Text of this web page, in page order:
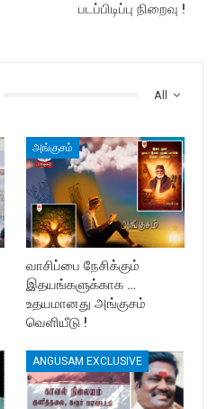
படப்பிடிப்பு நிறைவு !
All
அங்குசம்
வாசிப்பை நேசிக்கும்
இதயங்களுக்காக …
உதயமானது அங்குசம்
வெளியீடு !
ANGUSAM EXCLUSIVE